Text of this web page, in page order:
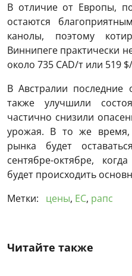
В отличие от Европы,
остаются
канолы, поэтому
Виннипеге практически
около 735 CAD/т или 519
В Австралии последние
также улучшили
частично снизили
урожая. В то же
рынка будет
сентябре-октябре,
будет происходить
Метки:
цены, ЕС, рапс
Читайте также